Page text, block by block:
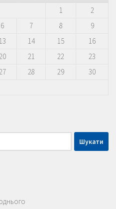
1
2
6 7 8
9
13 14 15
16
21 22
23
28 29
30